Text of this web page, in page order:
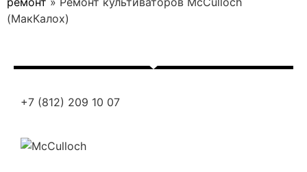
(МакКалох)
+7 (812) 209 10 07